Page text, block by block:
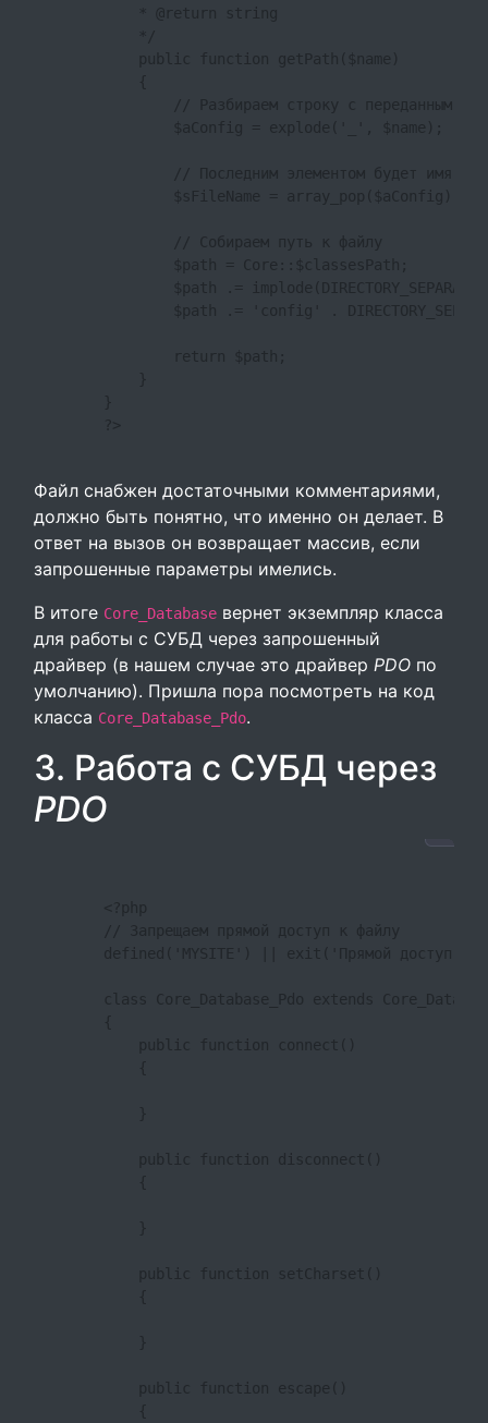
            * @return string
            public function getPath($name)
// Разбираем строку с переданным
                $aConfig = explode('_', $name);
// Последним элементом будет имя
                $sFileName = array_pop($aConfig);
                // Собираем путь к файлу
                $path = Core::$classesPath;
$path .=
$path .= 'config' .
                return $path;
Файл снабжен достаточными комментариями,
должно быть понятно, что именно он делает. В
ответ на вызов он возвращает массив, если
запрошенные параметры имелись.
В итоге Core_Database вернет экземпляр класса
для работы с СУБД через запрошенный
драйвер (в нашем случае это драйвер PDO по
умолчанию). Пришла пора посмотреть на код
класса Core_Database_Pdo.
3. Работа с СУБД через
PDO
        <?php
        // Запрещаем прямой доступ к файлу
defined('MYSITE') || exit('Прямой доступ к
class Core_Database_Pdo extends
            public function connect()
            public function disconnect()
            public function setCharset()
            public function escape()